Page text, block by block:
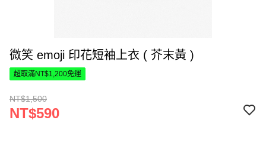
微笑 emoji 印花短袖上衣 ( 芥末黃 )
超取滿NT$1,200免運
NT$1,500
NT$590